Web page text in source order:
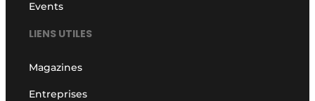
Events
LIENS UTILES
Magazines
Entreprises